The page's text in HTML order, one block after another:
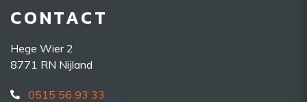
CONTACT
Hege Wier 2
8771 RN Nijland
0515 56 93 33